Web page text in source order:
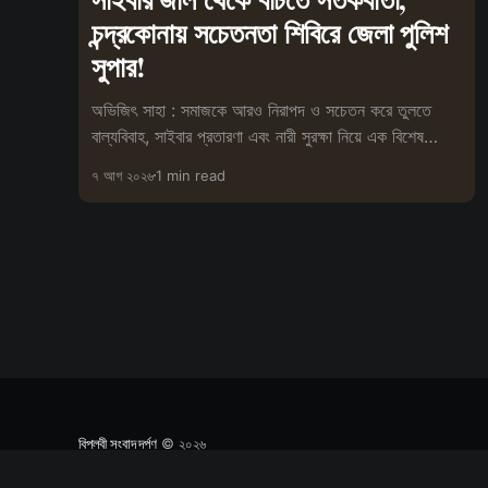
চন্দ্রকোনায় সচেতনতা শিবিরে জেলা পুলিশ
সুপার!
অভিজিৎ সাহা : সমাজকে আরও নিরাপদ ও সচেতন করে তুলতে
বাল্যবিবাহ, সাইবার প্রতারণা এবং নারী সুরক্ষা নিয়ে এক বিশেষ
৭ আগ ২০২৬1 min read
বিপ্লবী সংবাদ দর্পণ© ২০২৬